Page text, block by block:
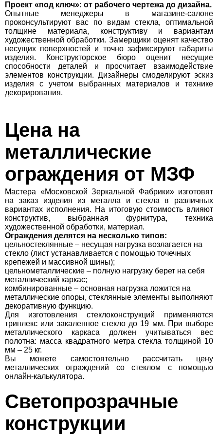
Проект «под ключ»: от рабочего чертежа до дизайна.
Опытные менеджеры в магазине-салоне
проконсультируют вас по видам стекла, оптимальной
толщине материала, конструктиву и вариантам
художественной обработки. Замерщики оценят качество
несущих поверхностей и точно зафиксируют габариты
изделия. Конструкторское бюро оценит несущие
способности деталей и просчитает взаимодействие
элементов конструкции. Дизайнеры смоделируют эскиз
изделия с учетом выбранных материалов и технике
декорирования.
Цена на
металлические
ограждения от МЗФ
Мастера «Московской Зеркальной Фабрики» изготовят
на заказ изделия из металла и стекла в различных
вариантах исполнения. На итоговую стоимость влияют
конструктив, выбранная фурнитура, техника
художественной обработки, материал.
Ограждения делятся на несколько типов:
цельностеклянные – несущая нагрузка возлагается на
стекло (лист устанавливается с помощью точечных
крепежей и массивной шины);
цельнометаллические – полную нагрузку берет на себя
металлический каркас;
комбинированные – основная нагрузка ложится на
металлические опоры, стеклянные элементы выполняют
декоративную функцию.
Для изготовления стеклоконструкций применяются
триплекс или закаленное стекло до 19 мм. При выборе
металлического каркаса должен учитываться вес
полотна: масса квадратного метра стекла толщиной 10
мм – 25 кг.
Вы можете самостоятельно рассчитать цену
металлических ограждений со стеклом с помощью
онлайн-калькулятора.
Светопрозрачные
конструкции